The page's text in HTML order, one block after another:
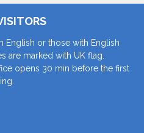
English or those with English
are marked with UK flag.
opens 30 min before the first